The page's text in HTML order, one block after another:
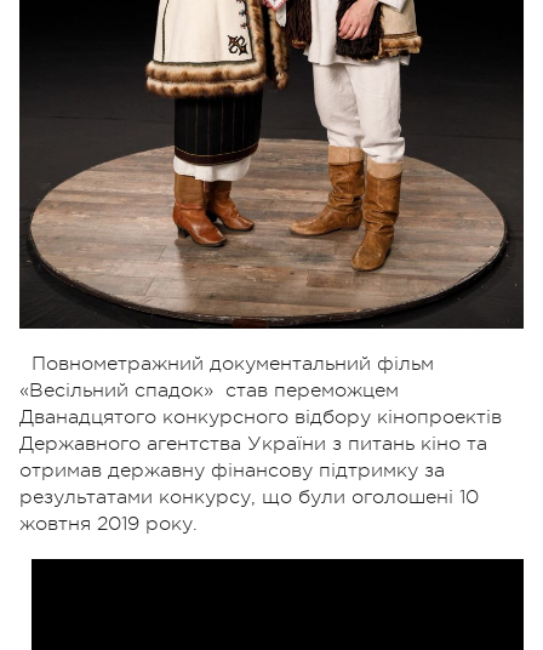
Повнометражний документальний фільм
«Весільний спадок» став переможцем
Дванадцятого конкурсного відбору кінопроектів
Державного агентства України з питань кіно та
отримав державну фінансову підтримку за
результатами конкурсу, що були оголошені 10
жовтня 2019 року.